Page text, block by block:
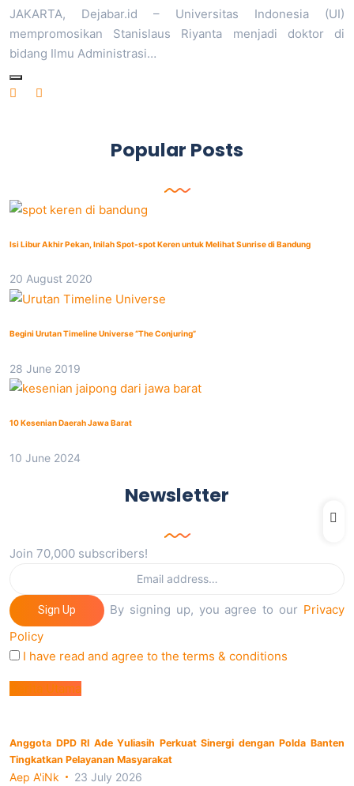
JAKARTA, Dejabar.id – Universitas Indonesia (UI)
mempromosikan Stanislaus Riyanta menjadi doktor di
bidang Ilmu Administrasi…
Popular Posts
Isi Libur Akhir Pekan, Inilah Spot-spot Keren untuk Melihat Sunrise di Bandung
20 August 2020
Begini Urutan Timeline Universe “The Conjuring”
28 June 2019
10 Kesenian Daerah Jawa Barat
10 June 2024
Newsletter
Join 70,000 subscribers!
Sign Up By signing up, you agree to our Privacy
Policy
I have read and agree to the terms & conditions
Berita Utama
Anggota DPD RI Ade Yuliasih Perkuat Sinergi dengan Polda Banten
Tingkatkan Pelayanan Masyarakat
Aep A'iNk 23 July 2026